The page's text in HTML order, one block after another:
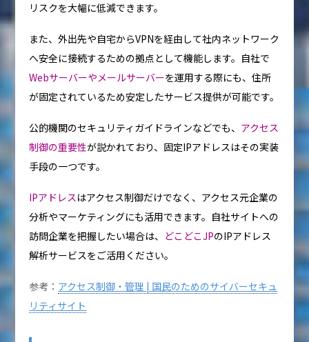
リスクを大幅に低減できます。
また、外出先や自宅からVPNを経由して社内ネットワーク
へ安全に接続するための拠点として機能します。自社で
Webサーバーやメールサーバーを運用する際にも、住所
が固定されているため安定したサービス提供が可能です。
公的機関のセキュリティガイドラインなどでも、 アクセス
制御の重要性が説かれており、固定IPアドレスはその実装
手段の一つです。
IPアドレス はアクセス制御だけでなく、アクセス元企業の
分析やマーケティングにも活用できます。自社サイトへの
訪問企業を把握したい場合は、 どこどこJPのIPアドレス
解析サービスをご活用ください。
参考： アクセス制御・管理 | 国民のためのサイバーセキュ
リティサイト